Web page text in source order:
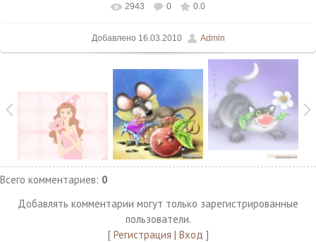
2943 0 0.0
Добавлено 16.03.2010 Admin
Всего комментариев: 0
Добавлять комментарии могут только зарегистрированные
пользователи.
[ Регистрация | Вход ]